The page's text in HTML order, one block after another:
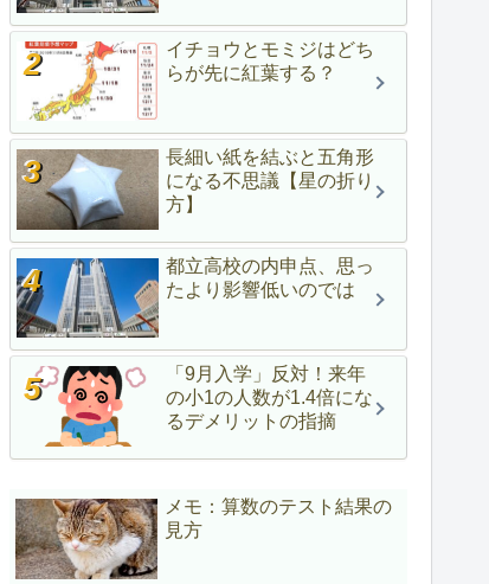
イチョウとモミジはどち
らが先に紅葉する？
長細い紙を結ぶと五角形
になる不思議【星の折り
方】
都立高校の内申点、思っ
たより影響低いのでは
「9月入学」反対！来年
の小1の人数が1.4倍にな
るデメリットの指摘
メモ：算数のテスト結果の
見方